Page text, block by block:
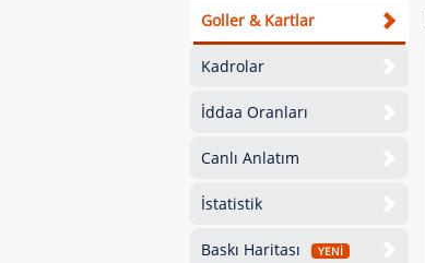
Goller & Kartlar
Kadrolar
İddaa Oranları
Canlı Anlatım
İstatistik
Baskı Haritası YENİ